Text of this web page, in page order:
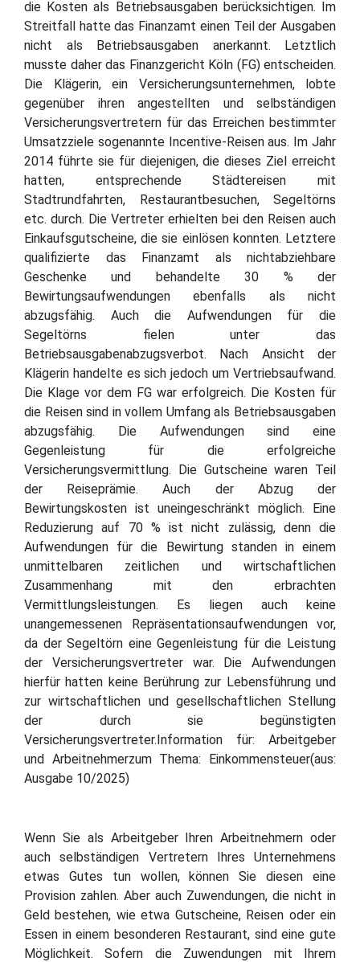
die Kosten als Betriebsausgaben berücksichtigen. Im
Streitfall hatte das Finanzamt einen Teil der Ausgaben
nicht als Betriebsausgaben anerkannt. Letztlich
musste daher das Finanzgericht Köln (FG) entscheiden.
Die Klägerin, ein Versicherungsunternehmen, lobte
gegenüber ihren angestellten und selbständigen
Versicherungsvertretern für das Erreichen bestimmter
Umsatzziele sogenannte Incentive-Reisen aus. Im Jahr
2014 führte sie für diejenigen, die dieses Ziel erreicht
hatten, entsprechende Städtereisen mit
Stadtrundfahrten, Restaurantbesuchen, Segeltörns
etc. durch. Die Vertreter erhielten bei den Reisen auch
Einkaufsgutscheine, die sie einlösen konnten. Letztere
qualifizierte das Finanzamt als nichtabziehbare
Geschenke und behandelte 30 % der
Bewirtungsaufwendungen ebenfalls als nicht
abzugsfähig. Auch die Aufwendungen für die
Segeltörns fielen unter das
Betriebsausgabenabzugsverbot. Nach Ansicht der
Klägerin handelte es sich jedoch um Vertriebsaufwand.
Die Klage vor dem FG war erfolgreich. Die Kosten für
die Reisen sind in vollem Umfang als Betriebsausgaben
abzugsfähig. Die Aufwendungen sind eine
Gegenleistung für die erfolgreiche
Versicherungsvermittlung. Die Gutscheine waren Teil
der Reiseprämie. Auch der Abzug der
Bewirtungskosten ist uneingeschränkt möglich. Eine
Reduzierung auf 70 % ist nicht zulässig, denn die
Aufwendungen für die Bewirtung standen in einem
unmittelbaren zeitlichen und wirtschaftlichen
Zusammenhang mit den erbrachten
Vermittlungsleistungen. Es liegen auch keine
unangemessenen Repräsentationsaufwendungen vor,
da der Segeltörn eine Gegenleistung für die Leistung
der Versicherungsvertreter war. Die Aufwendungen
hierfür hatten keine Berührung zur Lebensführung und
zur wirtschaftlichen und gesellschaftlichen Stellung
der durch sie begünstigten
Versicherungsvertreter.Information für: Arbeitgeber
und Arbeitnehmerzum Thema: Einkommensteuer(aus:
Ausgabe 10/2025)
Wenn Sie als Arbeitgeber Ihren Arbeitnehmern oder
auch selbständigen Vertretern Ihres Unternehmens
etwas Gutes tun wollen, können Sie diesen eine
Provision zahlen. Aber auch Zuwendungen, die nicht in
Geld bestehen, wie etwa Gutscheine, Reisen oder ein
Essen in einem besonderen Restaurant, sind eine gute
Möglichkeit. Sofern die Zuwendungen mit Ihrem